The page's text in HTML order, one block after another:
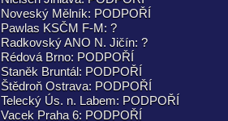
Noveský Mělník: PODPOŘÍ
Pawlas KSČM F-M: ?
Radkovský ANO N. Jičín: ?
Rédová Brno: PODPOŘÍ
Staněk Bruntál: PODPOŘÍ
Štědroň Ostrava: PODPOŘÍ
Telecký Ús. n. Labem: PODPOŘÍ
Vacek Praha 6: PODPOŘÍ